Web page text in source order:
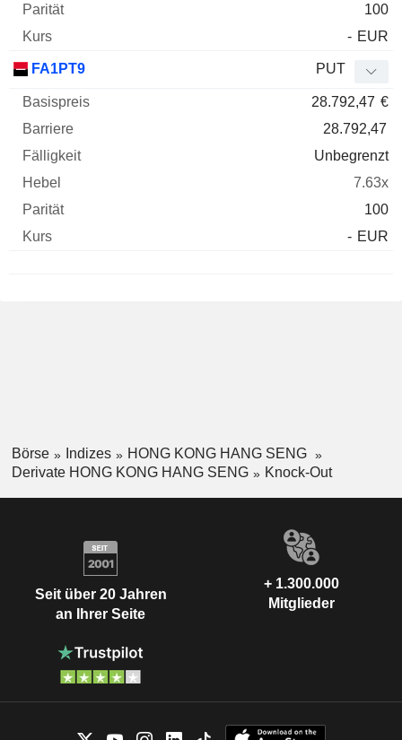
100
- EUR
FA1PT9 PUT
28.792,47 €
28.792,47
Unbegrenzt
7.63x
100
- EUR
Börse Indizes
HONG KONG HANG SENG
Derivate HONG KONG HANG SENG
Knock-Out
Seit über 20 Jahren
an Ihrer Seite
+ 1.300.000
Mitglieder